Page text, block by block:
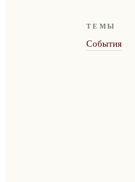
ТЕМЫ
События